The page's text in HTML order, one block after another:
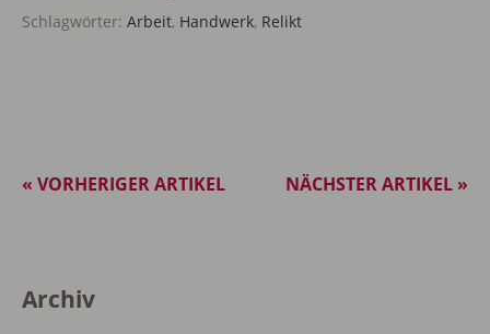
Schlagwörter: Arbeit, Handwerk, Relikt
NÄCHSTER ARTIKEL »
« VORHERIGER ARTIKEL
Archiv